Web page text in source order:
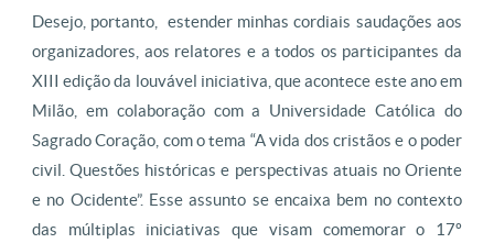
Desejo, portanto, estender minhas cordiais saudações aos
organizadores, aos relatores e a todos os participantes da
XIII edição da louvável iniciativa, que acontece este ano em
Milão, em colaboração com a Universidade Católica do
Sagrado Coração, com o tema “A vida dos cristãos e o poder
civil. Questões históricas e perspectivas atuais no Oriente
e no Ocidente”. Esse assunto se encaixa bem no contexto
das múltiplas iniciativas que visam comemorar o 17º